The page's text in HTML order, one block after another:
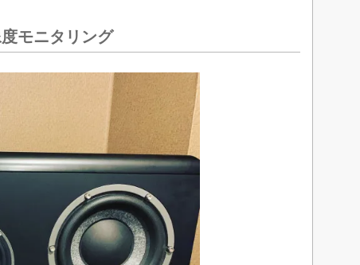
モニタリング